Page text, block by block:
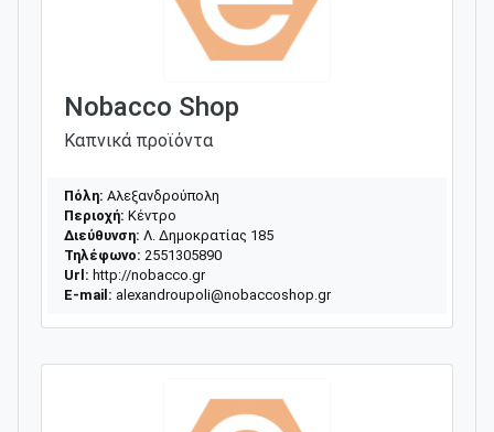
Nobacco Shop
Καπνικά προϊόντα
Πόλη: Αλεξανδρούπολη
Περιοχή: Κέντρο
Διεύθυνση: Λ. Δημοκρατίας 185
Τηλέφωνο: 2551305890
Url: http://nobacco.gr
E-mail: alexandroupoli@nobaccoshop.gr